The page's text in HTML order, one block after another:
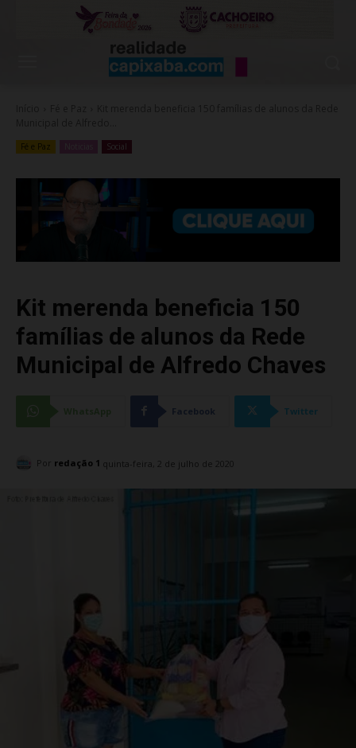
Fé e Paz Social
Kit merenda beneficia 150
famílias de alunos da Rede
Municipal de Alfredo Chaves
Facebook Twitter
Por redação 1 quinta-feira, 2 de julho de 2020